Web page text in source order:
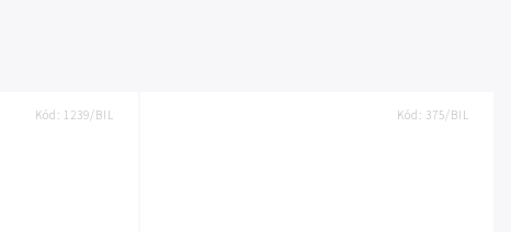
Kód: 1239/BIL Kód: 375/BIL